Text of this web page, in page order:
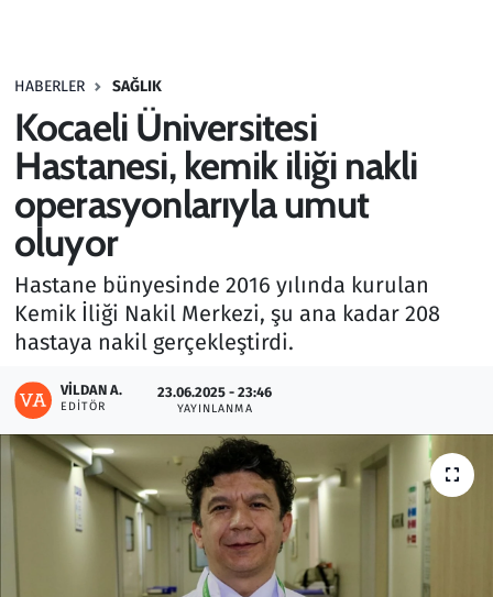
HABERLER SAĞLIK
Kocaeli Üniversitesi
Hastanesi, kemik iliği nakli
operasyonlarıyla umut
oluyor
Hastane bünyesinde 2016 yılında kurulan
Kemik İliği Nakil Merkezi, şu ana kadar 208
hastaya nakil gerçekleştirdi.
VILDAN A.
EDITÖR
23.06.2025 - 23:46
YAYINLANMA
Haber
Kültür Sanat
Kurumsal Haberler
Lezzet Durağı
Memur ve Kamu
Oyun
Ramazan
Resmi İlanlar